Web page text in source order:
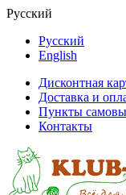
Русский
Русский
English
Дисконтная
Доставка и
Пункты
Контакты